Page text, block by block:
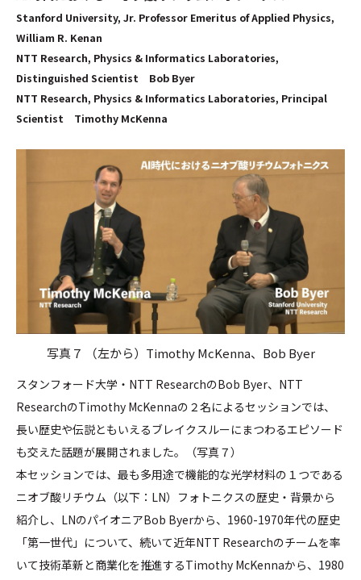
Stanford University, Jr. Professor Emeritus of Applied Physics,
William R. Kenan
NTT Research, Physics & Informatics Laboratories,
Distinguished Scientist Bob Byer
NTT Research, Physics & Informatics Laboratories, Principal
Scientist Timothy McKenna
写真７ （左から）Timothy McKenna、Bob Byer
スタンフォード大学・NTT ResearchのBob Byer、NTT
ResearchのTimothy McKennaの２名によるセッションでは、
長い歴史や伝説ともいえるブレイクスルーにまつわるエピソード
も交えた話題が展開されました。（写真７）
本セッションでは、最も多用途で機能的な光学材料の１つである
ニオブ酸リチウム（以下：LN）フォトニクスの歴史・背景から
紹介し、LNのパイオニアBob Byerから、1960-1970年代の歴史
「第一世代」について、続いて近年NTT Researchのチームを率
いて技術革新と商業化を推進するTimothy McKennaから、1980